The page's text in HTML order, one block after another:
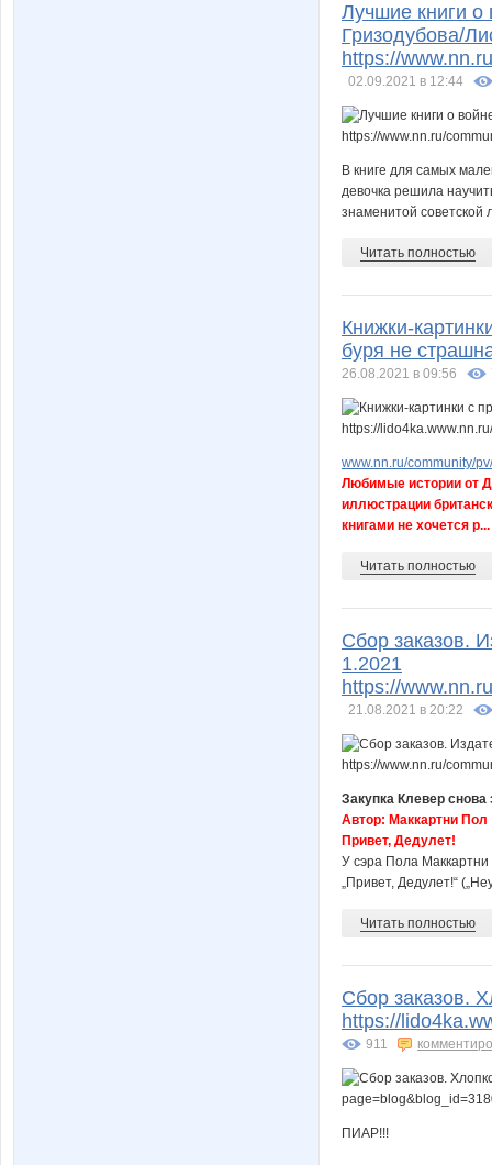
Лучшие книги
Гризодубова/
https://
02.09.2021 в 12:44
В книге для самых
девочка решила
знаменитой советской
Читать полностью
Книжки-
буря не
26.08.2021 в 09:56
www.nn.ru/community/
Любимые истории от
иллюстрации
книгами не хочется р...
Читать полностью
Сбор заказов.
1.2021
https://
21.08.2021 в 20:22
Закупка Клевер
Автор: Маккартни Пол
Привет, Дедулет!
У сэра Пола Маккартни
„Привет, Дедулет!“
Читать полностью
Сбор заказов.
https://
911
ПИАР!!!